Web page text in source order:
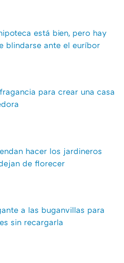
está bien, pero hay
blindarse ante el euríbor
para crear una casa
hacer los jardineros
de florecer
a las buganvillas para
sin recargarla